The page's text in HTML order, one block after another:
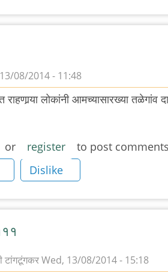
08/2014 - 11:48
लोकांनी आमच्यासारख्या तळेगांव
or register
to post comments
Dislike
टांगटूंगकरWed, 13/08/2014 - 15:18